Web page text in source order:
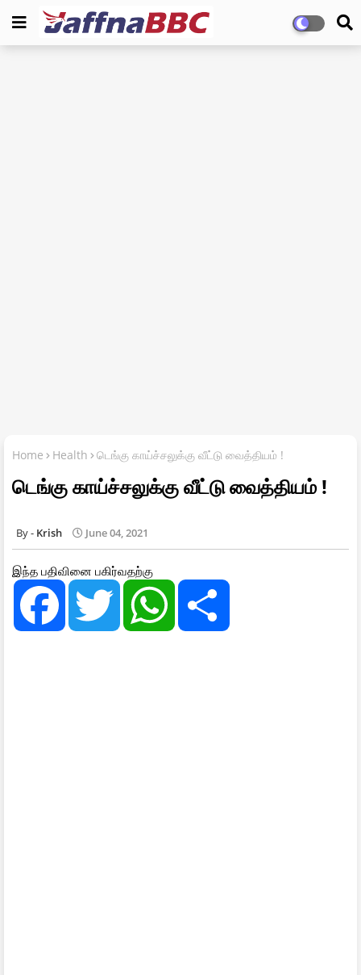
Home Health டெங்கு காய்ச்சலுக்கு வீட்டு வைத்தியம் !
டெங்கு காய்ச்சலுக்கு வீட்டு வைத்தியம் !
Krish June 04, 2021
இந்த பதிவினை பகிர்வதற்கு
F
e
T
t
W
t